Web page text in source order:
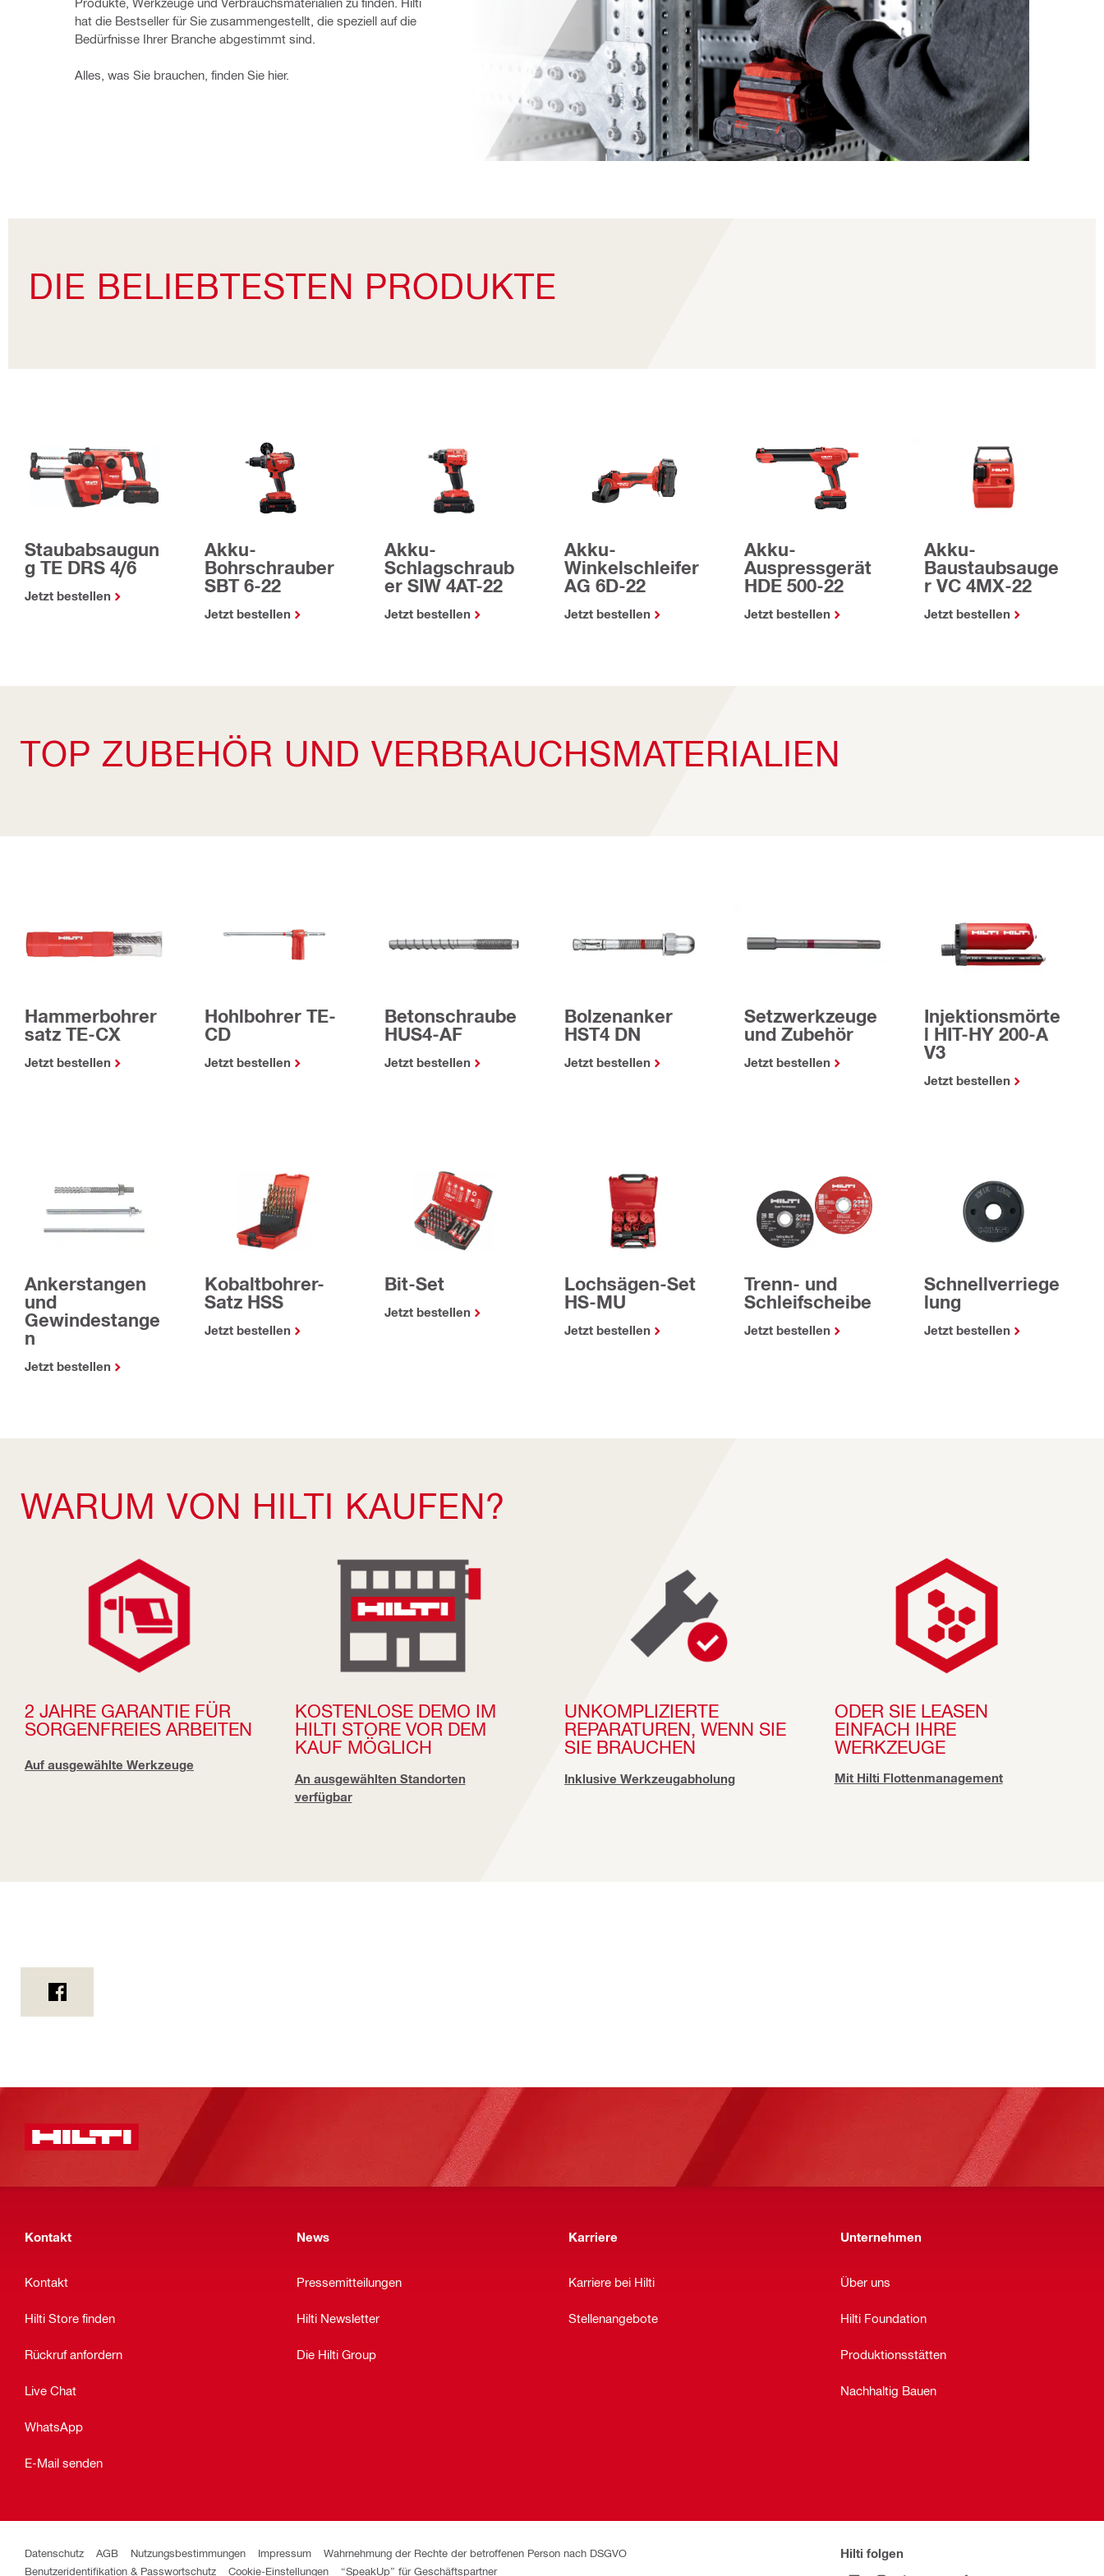
hat die Bestseller für Sie zusammengestellt, die speziell auf die
Bedürfnisse Ihrer Branche abgestimmt sind.
Alles, was Sie brauchen, finden Sie hier.
DIE BELIEBTESTEN PRODUKTE
Staubabsaugun
g TE DRS 4/6
Jetzt bestellen
Akku-
Bohrschrauber
SBT 6-22
Jetzt bestellen
Akku-
Schlagschraub
er SIW 4AT-22
Jetzt bestellen
Akku-
Winkelschleifer
AG 6D-22
Jetzt bestellen
Akku-
Auspressgerät
HDE 500-22
Jetzt bestellen
Akku-
Baustaubsauge
r VC 4MX-22
Jetzt bestellen
TOP ZUBEHÖR UND VERBRAUCHSMATERIALIEN
Hammerbohrer
satz TE-CX
Jetzt bestellen
Hohlbohrer TE-
CD
Jetzt bestellen
Betonschraube
HUS4-AF
Jetzt bestellen
Bolzenanker
HST4 DN
Jetzt bestellen
Setzwerkzeuge
und Zubehör
Jetzt bestellen
Injektionsmörte
l HIT-HY 200-A
V3
Jetzt bestellen
Ankerstangen
und
Gewindestange
n
Jetzt bestellen
Kobaltbohrer-
Satz HSS
Jetzt bestellen
Bit-Set
Jetzt bestellen
Lochsägen-Set
HS-MU
Jetzt bestellen
Trenn- und
Schleifscheibe
Jetzt bestellen
Schnellverriege
lung
Jetzt bestellen
WARUM VON HILTI KAUFEN?
2 JAHRE GARANTIE FÜR
SORGENFREIES ARBEITEN
Auf ausgewählte Werkzeuge
KOSTENLOSE DEMO IM
HILTI STORE VOR DEM
KAUF MÖGLICH
An ausgewählten Standorten
verfügbar
UNKOMPLIZIERTE
REPARATUREN, WENN SIE
SIE BRAUCHEN
Inklusive Werkzeugabholung
ODER SIE LEASEN
EINFACH IHRE
WERKZEUGE
Mit Hilti Flottenmanagement
Kontakt
Kontakt
Hilti Store finden
Rückruf anfordern
Live Chat
WhatsApp
E-Mail senden
News
Pressemitteilungen
Hilti Newsletter
Die Hilti Group
Karriere
Karriere bei Hilti
Stellenangebote
Unternehmen
Über uns
Hilti Foundation
Produktionsstätten
Nachhaltig Bauen
Datenschutz AGB Nutzungsbestimmungen Impressum
Wahrnehmung der Rechte der betroffenen Person nach DSGVO
Benutzeridentifikation & Passwortschutz
Cookie-Einstellungen “SpeakUp” für Geschäftspartner
Hilti folgen